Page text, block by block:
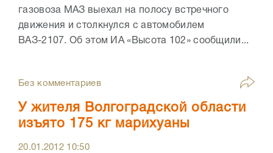
газовоза МАЗ выехал на полосу встречного
движения и столкнулся с автомобилем
ВАЗ-2107. Об этом ИА «Высота 102» сообщили...
Без комментариев
У жителя Волгоградской области
изъято 175 кг марихуаны
20.01.2012 10:50